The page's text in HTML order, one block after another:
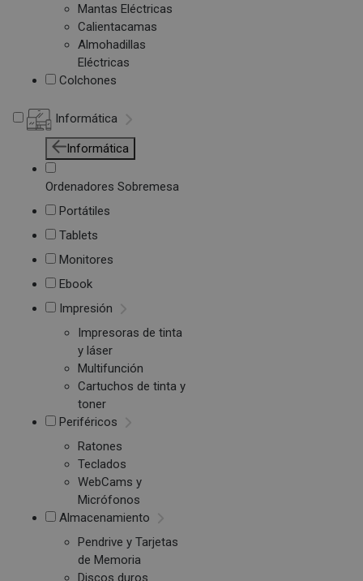
Mantas Eléctricas
Calientacamas
Almohadillas
Eléctricas
Colchones
Informática
Informática
Ordenadores Sobremesa
Portátiles
Tablets
Monitores
Ebook
Impresión
Impresoras de tinta
y láser
Multifunción
Cartuchos de tinta y
toner
Periféricos
Ratones
Teclados
WebCams y
Micrófonos
Almacenamiento
Pendrive y Tarjetas
de Memoria
Discos duros